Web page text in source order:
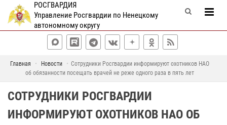
РОСГВАРДИЯ
Управление Росгвардии по Ненецкому
автономному округу
Главная Новости
Сотрудники Росгвардии информируют охотников НАО
об обязанности посещать врачей не реже одного раза в пять лет
СОТРУДНИКИ РОСГВАРДИИ
ИНФОРМИРУЮТ ОХОТНИКОВ НАО ОБ